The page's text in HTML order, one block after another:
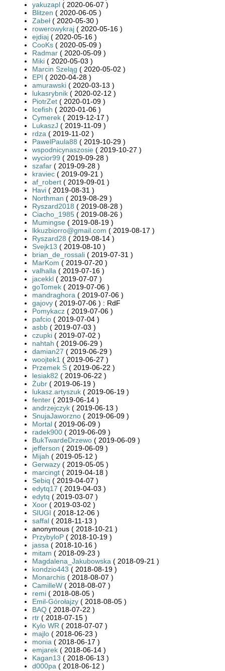
yakuzapl ( 2020-06-07 )
Blitzen ( 2020-06-05 )
Zabeł ( 2020-05-30 )
rowerowykraj ( 2020-05-16 )
ejdiaj ( 2020-05-16 )
CooKs ( 2020-05-09 )
Radmar ( 2020-05-09 )
Miki ( 2020-05-03 )
Marcin Szeląg ( 2020-05-02 )
EPI ( 2020-04-28 )
amurawski ( 2020-03-13 )
lukasrybnik ( 2020-02-12 )
PiotrZet ( 2020-01-09 )
Icefish ( 2020-01-06 )
Cymerek ( 2019-12-17 )
LukaszJ ( 2019-11-09 )
rdza ( 2019-11-02 )
PawelPaula88 ( 2019-10-29 )
wspodnicynaszosie ( 2019-10-27 )
wycior99 ( 2019-09-28 )
szafar ( 2019-09-28 )
kraviec ( 2019-09-21 )
af_robert ( 2019-09-01 )
Havi ( 2019-08-31 )
Northman ( 2019-08-29 )
Ryszard2018 ( 2019-08-28 )
Ciacho_1985 ( 2019-08-26 )
Mumingse ( 2019-08-19 )
lkkuzbiorro@gmail.com ( 2019-08-17 )
Ryszard28 ( 2019-08-14 )
Svejk13 ( 2019-08-10 )
brian_de_rossali ( 2019-07-31 )
MarKom ( 2019-07-20 )
valhalla ( 2019-07-16 )
jacekkl ( 2019-07-07 )
goTomek ( 2019-07-06 )
mandraghora ( 2019-07-06 )
gajovy ( 2019-07-06 ) : RdF
Pomykacz ( 2019-07-06 )
pafcio ( 2019-07-04 )
asbb ( 2019-07-03 )
czupki ( 2019-07-02 )
nahtah ( 2019-06-29 )
damian27 ( 2019-06-29 )
woojtek1 ( 2019-06-27 )
Przemek Ś ( 2019-06-22 )
lesiak82 ( 2019-06-22 )
Żubr ( 2019-06-19 )
lukasz.artyszuk ( 2019-06-19 )
fenter ( 2019-06-14 )
andrzejczyk ( 2019-06-13 )
SnujaJaworzno ( 2019-06-09 )
Mortal ( 2019-06-09 )
radek900 ( 2019-06-09 )
BukTwardeDrzewo ( 2019-06-09 )
jefferson ( 2019-06-09 )
Mijah ( 2019-05-12 )
Gerwazy ( 2019-05-05 )
marcingt ( 2019-04-18 )
Sebiq ( 2019-04-07 )
edytq17 ( 2019-04-03 )
edytq ( 2019-03-07 )
Xoor ( 2019-03-02 )
SIUGI ( 2018-12-06 )
saffal ( 2018-11-13 )
anonymous ( 2018-10-21 )
PrzybyloP ( 2018-10-19 )
jassa ( 2018-10-16 )
mitam ( 2018-09-23 )
Magdalena_Jakubowska ( 2018-09-21 )
kondzio443 ( 2018-08-19 )
Monarchis ( 2018-08-07 )
CamilleW ( 2018-08-07 )
remi ( 2018-08-05 )
Emil-Górołajzy ( 2018-08-05 )
BAQ ( 2018-07-22 )
rtr ( 2018-07-15 )
Kylo WR ( 2018-07-07 )
majlo ( 2018-06-23 )
monia ( 2018-06-17 )
emjarek ( 2018-06-14 )
Kagan13 ( 2018-06-13 )
d000pa ( 2018-06-12 )